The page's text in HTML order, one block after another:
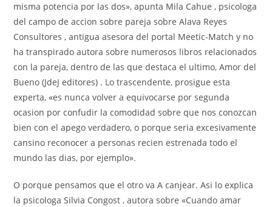
misma potencia por las dos», apunta Mila Cahue , psicologa
del campo de accion sobre pareja sobre Alava Reyes
Consultores , antigua asesora del portal Meetic-Match y no
ha transpirado autora sobre numerosos libros relacionados
con la pareja, dentro de las que destaca el ultimo, Amor del
Bueno (JdeJ editores) . Lo trascendente, prosigue esta
experta, «es nunca volver a equivocarse por segunda
ocasion por confudir la comodidad sobre que nos conozcan
bien con el apego verdadero, o porque seri­a excesivamente
cansino reconocer a personas recien estrenada todo el
mundo las dias, por ejemplo».
O porque pensamos que el otro va A canjear. Asi lo explica
la psicologa Silvia Congost , autora sobre «Cuando amar